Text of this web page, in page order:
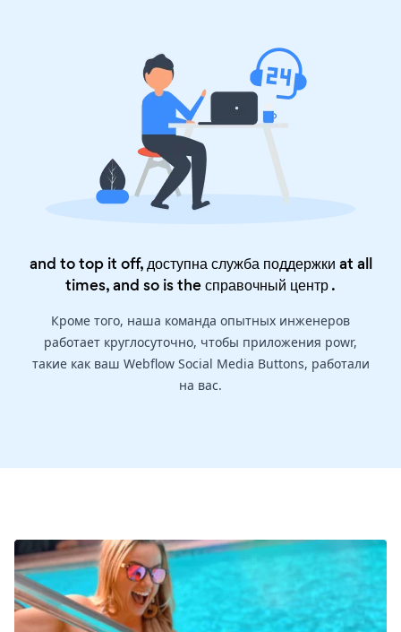
and to top it off, доступна служба поддержки at all
times, and so is theсправочный центр.
Кроме того, наша команда опытных инженеров
работает круглосуточно, чтобы приложения powr,
такие как ваш Webflow Social Media Buttons, работали
на вас.